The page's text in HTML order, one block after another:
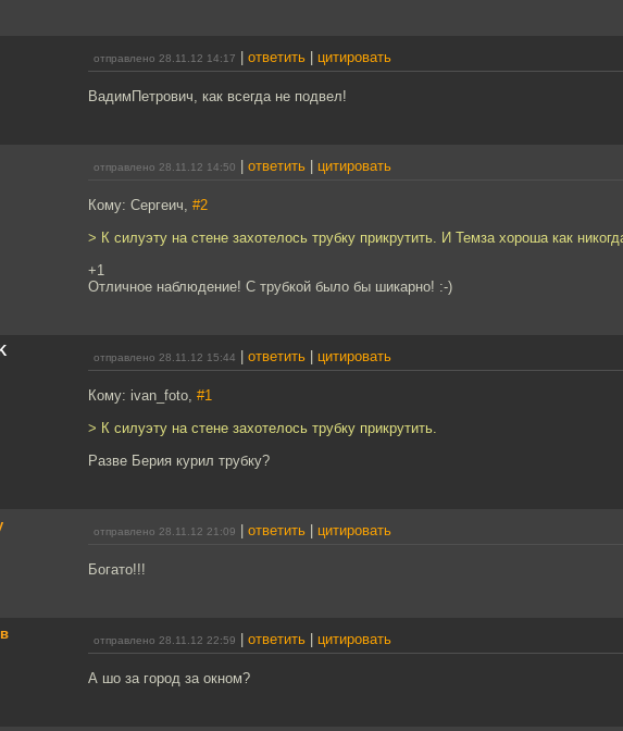
отправлено 28.11.12 14:17 ответить цитировать
ВадимПетрович, как всегда не подвел!
отправлено 28.11.12 14:50 ответить цитировать
Кому: Сергеич, #2
> К силуэту на стене захотелось трубку прикрутить. И Темза хороша как
+1
Отличное наблюдение! С трубкой было бы шикарно! :-)
отправлено 28.11.12 15:44 ответить цитировать
Кому: ivan_foto, #1
> К силуэту на стене захотелось трубку прикрутить.
Разве Берия курил трубку?
отправлено 28.11.12 21:09 ответить цитировать
Богато!!!
отправлено 28.11.12 22:59 ответить цитировать
А шо за город за окном?